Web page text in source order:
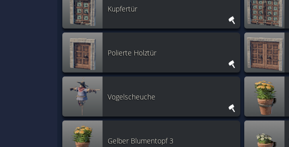
Kupfertür
Polierte Holztür
Vogelscheuche
Gelber Blumentopf 3